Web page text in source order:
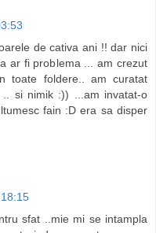
de cativa ani !! dar nici
ar fi problema ... am crezut
toate foldere.. am curatat
si nimik :)) ...am invatat-o
fain :D era sa disper
sfat ..mie mi se intampla